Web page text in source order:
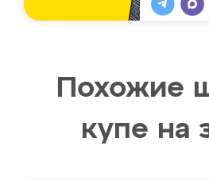
Похожие
купе на